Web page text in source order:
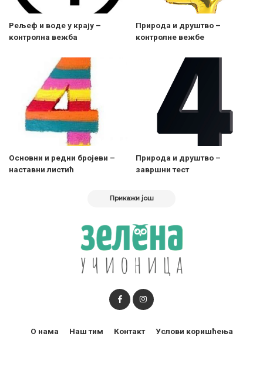
Рељеф и воде у крају –
контролна вежба
Природа и друштво –
контролне вежбе
Основни и редни бројеви –
наставни листић
Природа и друштво –
завршни тест
Прикажи још
О нама Наш тим Контакт Услови коришћења